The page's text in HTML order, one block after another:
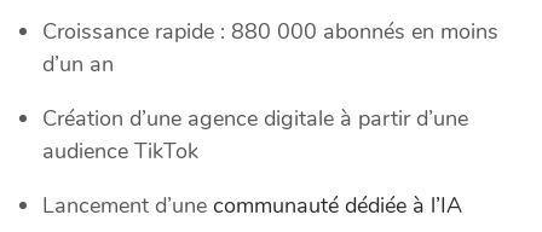
Croissance rapide : 880 000 abonnés en moins
d’un an
Création d’une agence digitale à partir d’une
audience TikTok
Lancement d’une communauté dédiée à l’IA